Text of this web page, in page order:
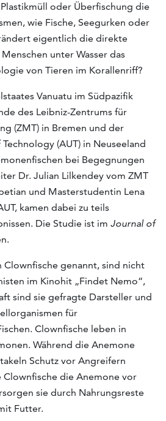
oder Überfischung die
wie Fische, Seegurken oder
eigentlich die direkte
unter Wasser das
von Tieren im Korallenriff?
Vanuatu im Südpazifik
des Leibniz-Zentrums für
(ZMT) in Bremen und der
(AUT) in Neuseeland
bei Begegnungen
Dr. Julian Lilkendey vom ZMT
und Masterstudentin Lena
kamen dabei zu teils
Die Studie ist im Journal of
Clownfische genannt, sind nicht
im Kinohit „Findet Nemo“,
sind sie gefragte Darsteller und
für
Clownfische leben in
Während die Anemone
Schutz vor Angreifern
die Anemone vor
sie durch Nahrungsreste
Futter.